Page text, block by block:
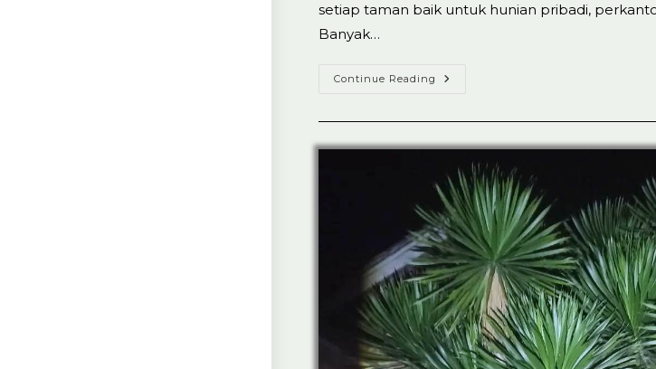
setiap taman baik untuk hunian pribadi,
Banyak…
Continue Reading Jual
Pandan
Di
Terbaik
No.1